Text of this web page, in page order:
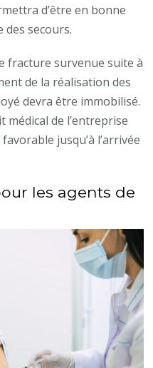
d’être en bonne
des secours.
fracture survenue suite à
de la réalisation des
devra être immobilisé.
de l’entreprise
jusqu’à l’arrivée
les agents de